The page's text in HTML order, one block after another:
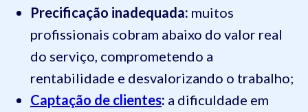
Precificação inadequada: muitos
profissionais cobram abaixo do valor real
do serviço, comprometendo a
rentabilidade e desvalorizando o trabalho;
Captação de clientes: a dificuldade em